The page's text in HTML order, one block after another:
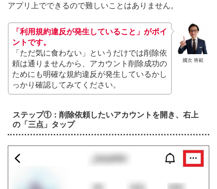
アプリ上でできるので難しいことはありません。
國次 将範
「利用規約違反が発生していること」がポイ
ントです。
「ただ気に食わない」というだけでは削除依
頼は通りませんから、アカウント削除成功の
ためにも明確な規約違反が発生しているかし
っかり確認してみてください。
ステップ①：削除依頼したいアカウントを開き、右上
の「三点」タップ